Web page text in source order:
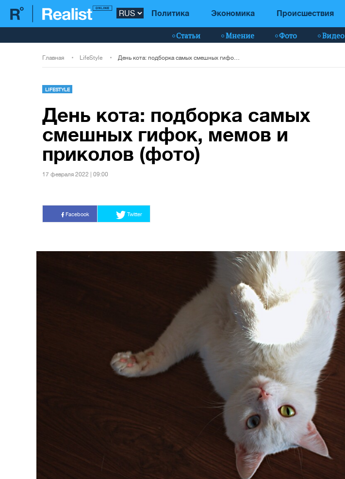
Политика Экономика Происшествия
Статьи Мнение Фото Видео
Главная LifeStyle
LIFESTYLE
День кота: подборка самых
смешных гифок, мемов и
приколов (фото)
17 февраля 2022 | 09:00
Facebook Twitter